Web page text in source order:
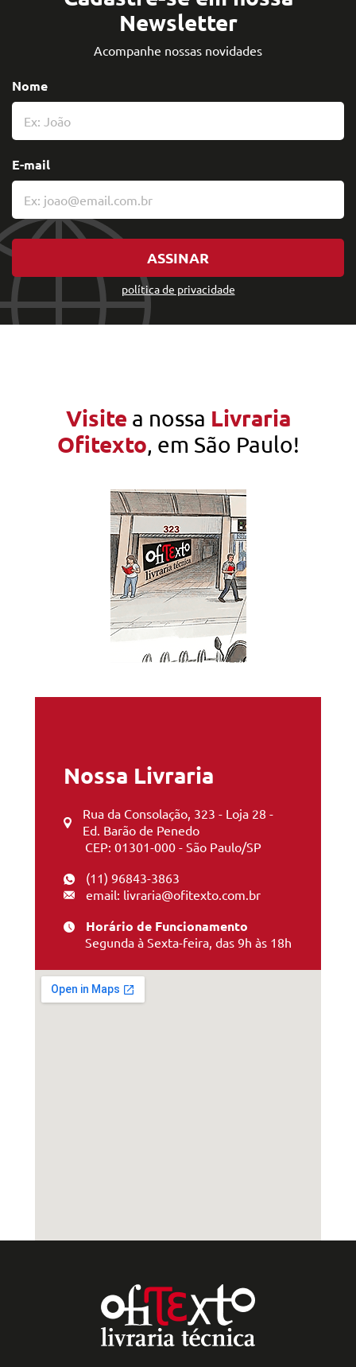
Newsletter
Acompanhe nossas novidades
política de privacidade
Nome
E-mail
ASSINAR
Visite a nossa Livraria
Ofitexto, em São Paulo!
Nossa Livraria
Rua da Consolação, 323 - Loja 28 -
Ed. Barão de Penedo
CEP: 01301-000 - São Paulo/SP
(11) 96843-3863
email: livraria@ofitexto.com.br
Horário de Funcionamento
Segunda à Sexta-feira, das 9h às 18h